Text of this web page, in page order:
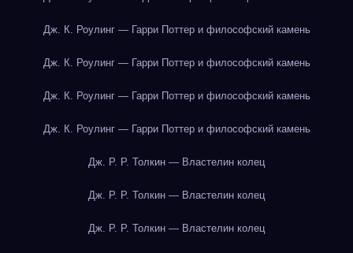
Дж. К. Роулинг — Гарри Поттер и философский камень
Дж. К. Роулинг — Гарри Поттер и философский камень
Дж. К. Роулинг — Гарри Поттер и философский камень
Дж. К. Роулинг — Гарри Поттер и философский камень
Дж. Р. Р. Толкин — Властелин колец
Дж. Р. Р. Толкин — Властелин колец
Дж. Р. Р. Толкин — Властелин колец